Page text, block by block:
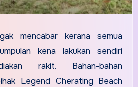
mencabar kerana semua
kena lakukan sendiri
rakit. Bahan-bahan
Legend Cherating Beach